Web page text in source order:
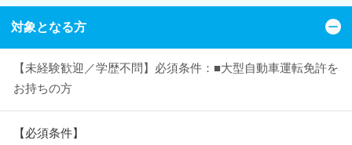
対象となる方
【未経験歓迎／学歴不問】必須条件：■大型自動車運転免許を
お持ちの方
【必須条件】